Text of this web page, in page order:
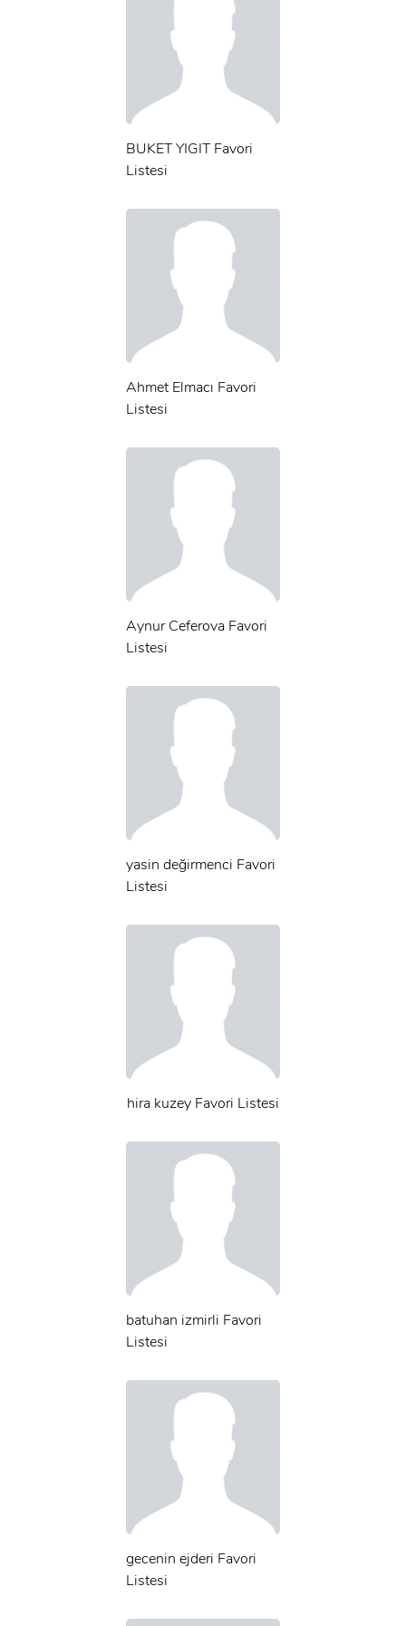
BUKET YIGIT Favori
Listesi
Ahmet Elmacı Favori
Listesi
Aynur Ceferova Favori
Listesi
yasin değirmenci Favori
Listesi
hira kuzey Favori Listesi
batuhan izmirli Favori
Listesi
gecenin ejderi Favori
Listesi